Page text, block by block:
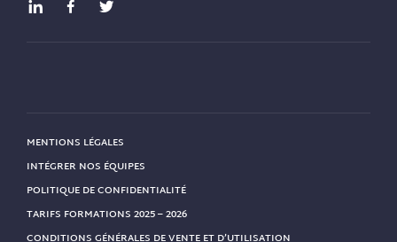
MENTIONS LÉGALES
INTÉGRER NOS ÉQUIPES
POLITIQUE DE CONFIDENTIALITÉ
TARIFS FORMATIONS 2025 – 2026
CONDITIONS GÉNÉRALES DE VENTE ET D’UTILISATION